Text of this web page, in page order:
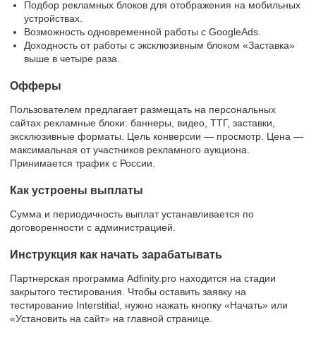
Подбор рекламных блоков для отображения на мобильных
устройствах.
Возможность одновременной работы с GoogleAds.
Доходность от работы с эксклюзивным блоком «Заставка»
выше в четыре раза.
Офферы
Пользователем предлагает размещать на персональных
сайтах рекламные блоки: баннеры, видео, ТТГ, заставки,
эксклюзивные форматы. Цель конверсии — просмотр. Цена —
максимальная от участников рекламного аукциона.
Принимается трафик с России.
Как устроены выплаты
Сумма и периодичность выплат устанавливается по
договоренности с администрацией.
Инструкция как начать зарабатывать
Партнерская программа Adfinity.pro находится на стадии
закрытого тестирования. Чтобы оставить заявку на
тестирование Interstitial, нужно нажать кнопку «Начать» или
«Установить на сайт» на главной странице.